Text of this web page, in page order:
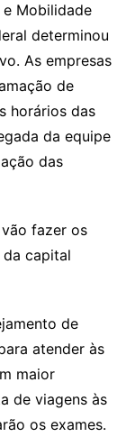
Mobilidade
determinou
As empresas
de
horários das
da equipe
das
fazer os
da capital
de
atender às
maior
de viagens às
os exames.